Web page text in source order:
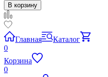
В корзину
Главная
Каталог
0
Корзина
0